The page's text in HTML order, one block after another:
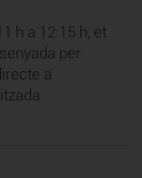
h a 12:15 h, et
per
a